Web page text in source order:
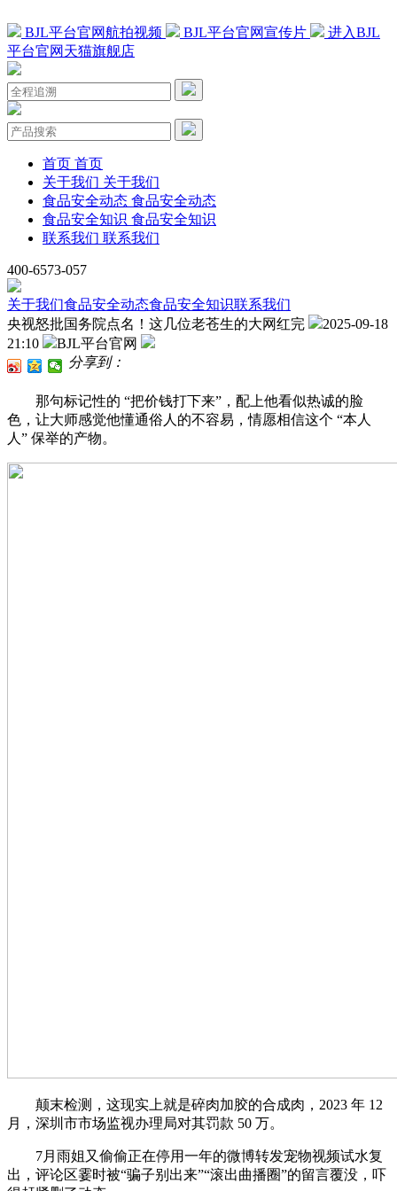
BJL平台官网航拍视频 BJL平台官网宣传片
进入BJL
平台官网天猫旗舰店
首页 首页
关于我们 关于我们
食品安全动态 食品安全动态
食品安全知识 食品安全知识
联系我们 联系我们
400-6573-057
关于我们食品安全动态食品安全知识联系我们
央视怒批国务院点名！这几位老苍生的大网红完
2025-09-18
21:10
BJL平台官网
分享到：
那句标记性的 “把价钱打下来”，配上他看似热诚的脸
色，让大师感觉他懂通俗人的不容易，情愿相信这个 “本人
人” 保举的产物。
颠末检测，这现实上就是碎肉加胶的合成肉，2023 年 12
月，深圳市市场监视办理局对其罚款 50 万。
7月雨姐又偷偷正在停用一年的微博转发宠物视频试水复
出，评论区霎时被“骗子别出来”“滚出曲播圈”的留言覆没，吓